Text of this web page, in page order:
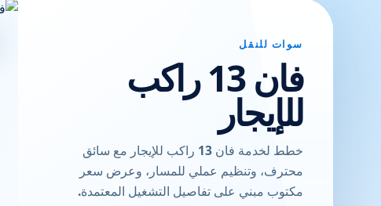
سوات للنقل
فان 13 راكب
للإيجار
خطط لخدمة فان 13 راكب للإيجار مع سائق
محترف، وتنظيم عملي للمسار، وعرض سعر
مكتوب مبني على تفاصيل التشغيل المعتمدة.